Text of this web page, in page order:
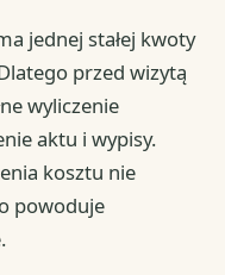
jednej stałej kwoty
przed wizytą
wyliczenie
aktu i wypisy.
kosztu nie
powoduje